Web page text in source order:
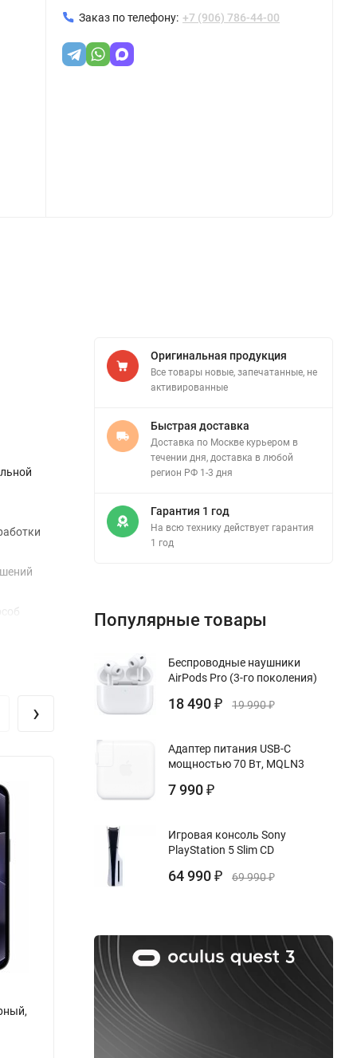
Заказ по телефону: +7 (906) 786-44-00
и
Apple iPhone 17e 512 ГБ, White, Белый
›
Оригинальная продукция
Все товары новые, запечатанные, не
активированные
Быстрая доставка
Доставка по Москве курьером в
течении дня, доставка в любой
регион РФ 1-3 дня
Гарантия 1 год
На всю технику действует гарантия
1 год
Популярные товары
Беспроводные наушники
AirPods Pro (3-го поколения)
18 490 ₽ 19 990₽
Адаптер питания USB-C
мощностью 70 Вт, MQLN3
7 990 ₽
Игровая консоль Sony
PlayStation 5 Slim CD
64 990 ₽ 69 990₽